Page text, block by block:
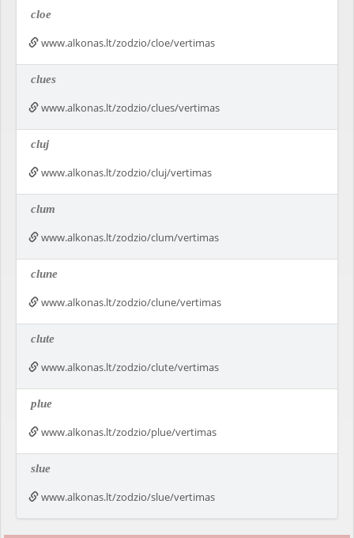
cloe
www.alkonas.lt/zodzio/cloe/vertimas
clues
www.alkonas.lt/zodzio/clues/vertimas
cluj
www.alkonas.lt/zodzio/cluj/vertimas
clum
www.alkonas.lt/zodzio/clum/vertimas
clune
www.alkonas.lt/zodzio/clune/vertimas
clute
www.alkonas.lt/zodzio/clute/vertimas
plue
www.alkonas.lt/zodzio/plue/vertimas
slue
www.alkonas.lt/zodzio/slue/vertimas